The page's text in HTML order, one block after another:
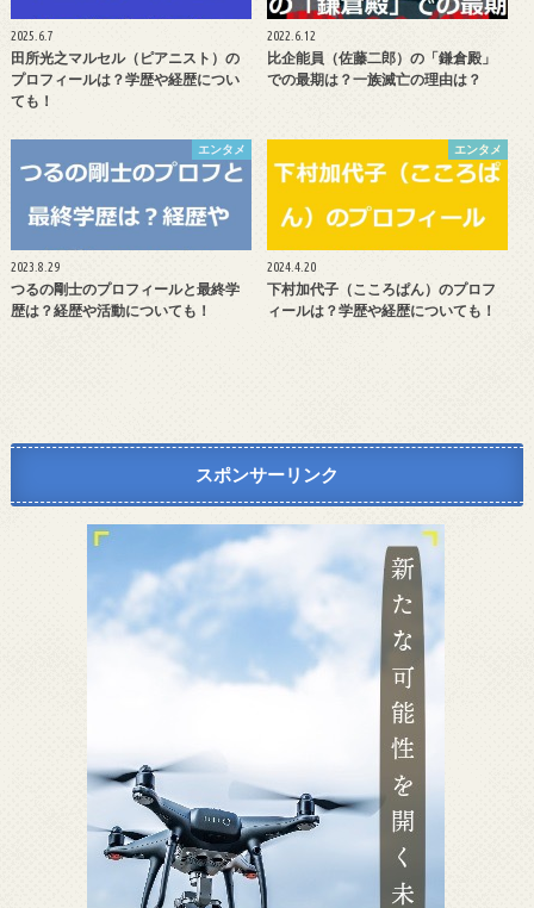
2025.6.7
田所光之マルセル（ピアニスト）の
プロフィールは？学歴や経歴につい
ても！
2022.6.12
比企能員（佐藤二郎）の「鎌倉殿」
での最期は？一族滅亡の理由は？
エンタメ
2023.8.29
つるの剛士のプロフィールと最終学
歴は？経歴や活動についても！
エンタメ
2024.4.20
下村加代子（こころぱん）のプロフ
ィールは？学歴や経歴についても！
スポンサーリンク